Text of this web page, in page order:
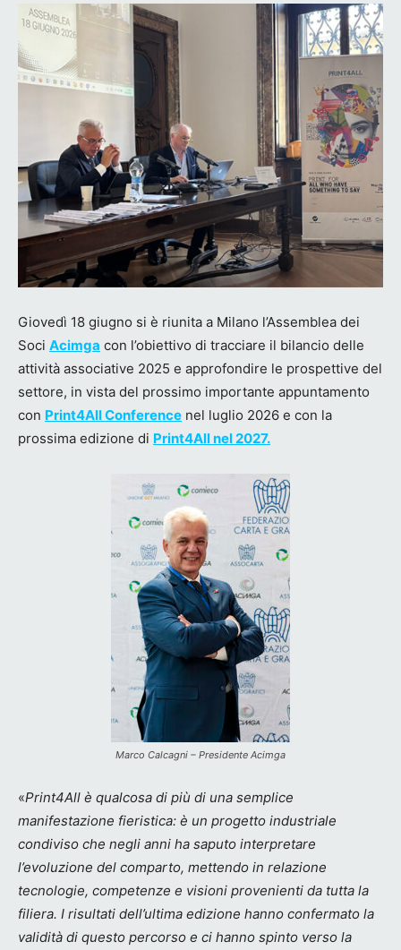
Giovedì 18 giugno si è riunita a Milano l’Assemblea dei
Soci Acimga con l’obiettivo di tracciare il bilancio delle
attività associative 2025 e approfondire le prospettive del
settore, in vista del prossimo importante appuntamento
con Print4All Conference nel luglio 2026 e con la
prossima edizione di Print4All nel 2027.
Marco Calcagni – Presidente Acimga
«Print4All è qualcosa di più di una semplice
manifestazione fieristica: è un progetto industriale
condiviso che negli anni ha saputo interpretare
l’evoluzione del comparto, mettendo in relazione
tecnologie, competenze e visioni provenienti da tutta la
filiera. I risultati dell’ultima edizione hanno confermato la
validità di questo percorso e ci hanno spinto verso la